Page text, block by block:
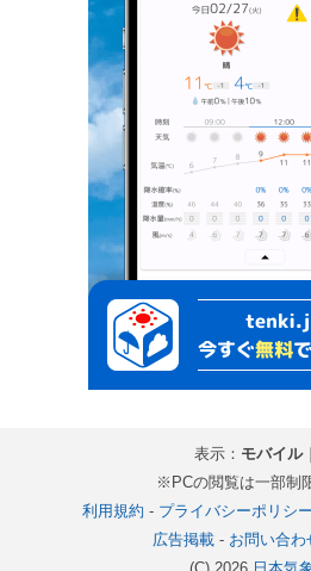
表示： モバイル｜
※PCの閲覧は一部制
利用規約 - プライバシーポリシー
広告掲載- お問い合わ